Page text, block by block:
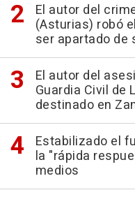
El autor del
(Asturias) robó
ser apartado de
El autor del
Guardia Civil de
destinado en
Estabilizado el
la "rápida
medios